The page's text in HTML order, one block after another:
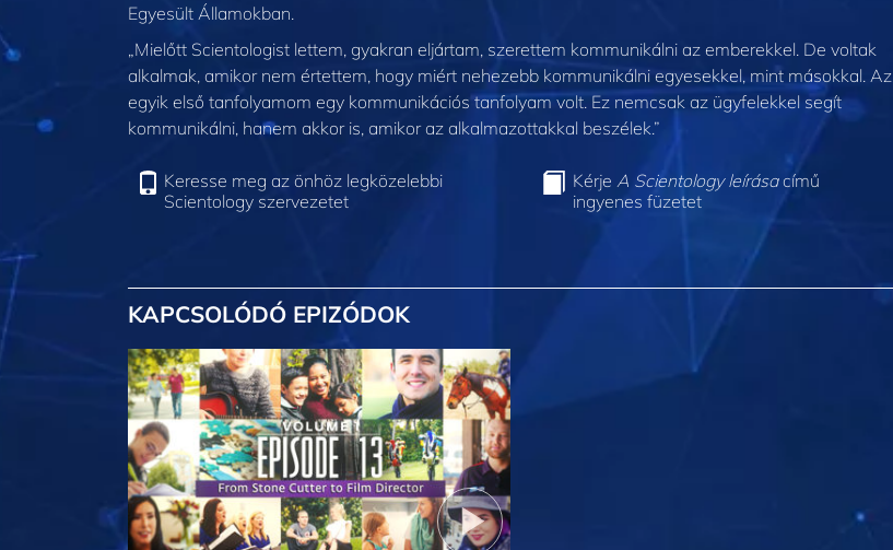
Egyesült Államokban.
„Mielőtt Scientologist lettem, gyakran eljártam, szerettem kommunikálni az emberekkel. De voltak
alkalmak, amikor nem értettem, hogy miért nehezebb kommunikálni egyesekkel, mint másokkal. Az
egyik első tanfolyamom egy kommunikációs tanfolyam volt. Ez nemcsak az ügyfelekkel segít
kommunikálni, hanem akkor is, amikor az alkalmazottakkal beszélek.”
Keresse meg az önhöz legközelebbi
Scientology szervezetet
Kérje A Scientology leírásacímű
ingyenes füzetet
KAPCSOLÓDÓ EPIZÓDOK